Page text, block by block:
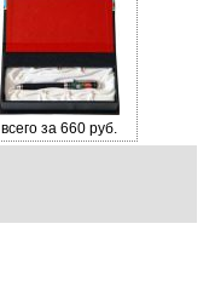
всего за 660 руб.